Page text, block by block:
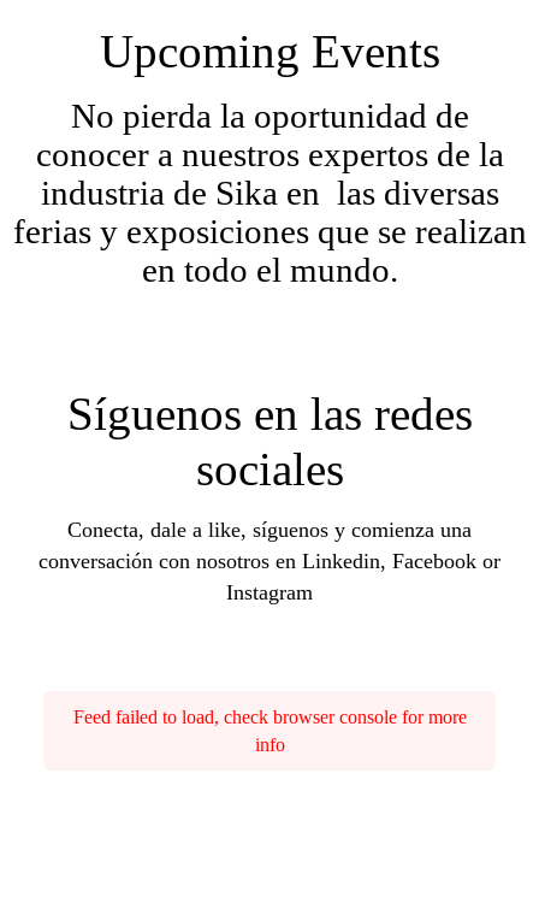
Upcoming Events
No pierda la oportunidad de
conocer a nuestros expertos de la
industria de Sika en las diversas
ferias y exposiciones que se realizan
en todo el mundo.
Síguenos en las redes
sociales
Conecta, dale a like, síguenos y comienza una
conversación con nosotros en Linkedin, Facebook or
Instagram
Feed failed to load, check browser console for more
info